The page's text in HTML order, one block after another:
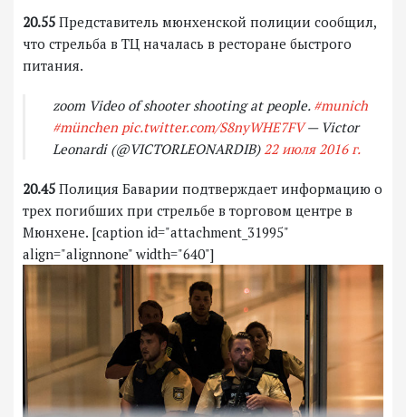
20.55 Представитель мюнхенской полиции сообщил,
что стрельба в ТЦ началась в ресторане быстрого
питания.
zoom Video of shooter shooting at people. #munich
#münchen pic.twitter.com/S8nyWHE7FV— Victor
Leonardi (@VICTORLEONARDIB)22 июля 2016 г.
20.45 Полиция Баварии подтверждает информацию о
трех погибших при стрельбе в торговом центре в
Мюнхене. [caption id="attachment_31995"
align="alignnone" width="640"]